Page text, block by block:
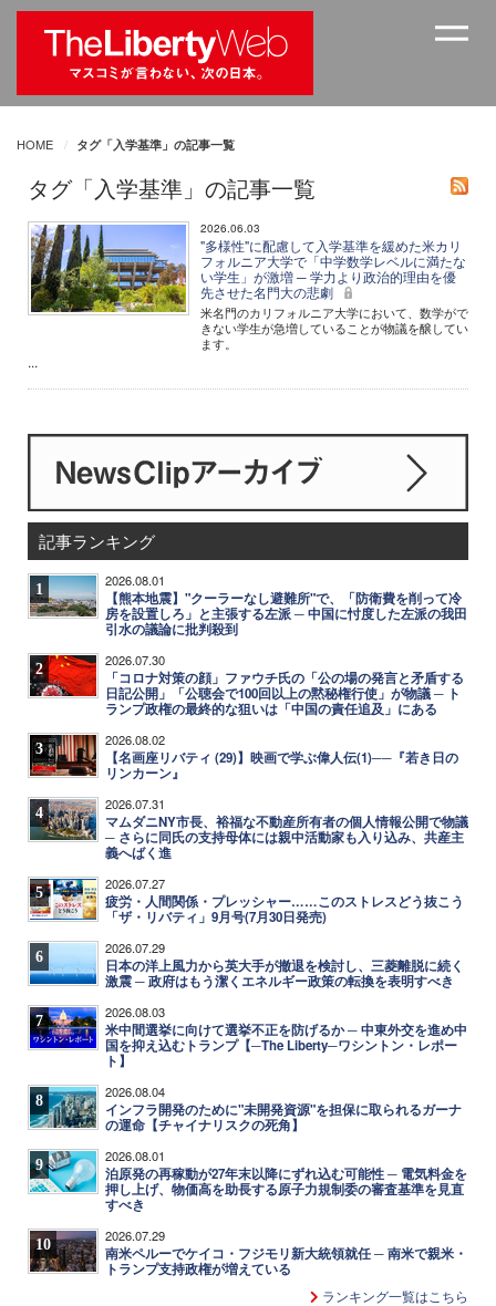
HOME タグ「入学基準」の記事一覧
タグ「入学基準」の記事一覧
2026.06.03
"多様性"に配慮して入学基準を緩めた米カリ
フォルニア大学で「中学数学レベルに満たな
い学生」が激増 ─ 学力より政治的理由を優
先させた名門大の悲劇
米名門のカリフォルニア大学において、数学がで
きない学生が急増していることが物議を醸してい
ます。
...
記事ランキング
1 2026.08.01
【熊本地震】"クーラーなし避難所"で、「防衛費を削って冷
房を設置しろ」と主張する左派 ─ 中国に忖度した左派の我田
引水の議論に批判殺到
2 2026.07.30
「コロナ対策の顔」ファウチ氏の「公の場の発言と矛盾する
日記公開」「公聴会で100回以上の黙秘権行使」が物議 ─ ト
ランプ政権の最終的な狙いは「中国の責任追及」にある
3 2026.08.02
【名画座リバティ (29)】映画で学ぶ偉人伝(1)──『若き日の
リンカーン』
4 2026.07.31
マムダニNY市長、裕福な不動産所有者の個人情報公開で物議
─ さらに同氏の支持母体には親中活動家も入り込み、共産主
義へばく進
5 2026.07.27
疲労・人間関係・プレッシャー……このストレスどう抜こう
「ザ・リバティ」9月号(7月30日発売)
6 2026.07.29
日本の洋上風力から英大手が撤退を検討し、三菱離脱に続く
激震 ─ 政府はもう潔くエネルギー政策の転換を表明すべき
7 2026.08.03
米中間選挙に向けて選挙不正を防げるか ─ 中東外交を進め中
国を抑え込むトランプ【─The Liberty─ワシントン・レポー
ト】
8 2026.08.04
インフラ開発のために"未開発資源"を担保に取られるガーナ
の運命【チャイナリスクの死角】
9 2026.08.01
泊原発の再稼動が27年末以降にずれ込む可能性 ─ 電気料金を
押し上げ、物価高を助長する原子力規制委の審査基準を見直
すべき
10 2026.07.29
南米ペルーでケイコ・フジモリ新大統領就任 ─ 南米で親米・
トランプ支持政権が増えている
ランキング一覧はこちら